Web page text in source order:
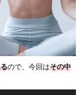
ので、今回はその中